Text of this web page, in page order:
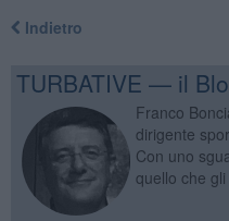
Indietro
TURBATIVE — il
Franco
dirigente
Con uno
quello che